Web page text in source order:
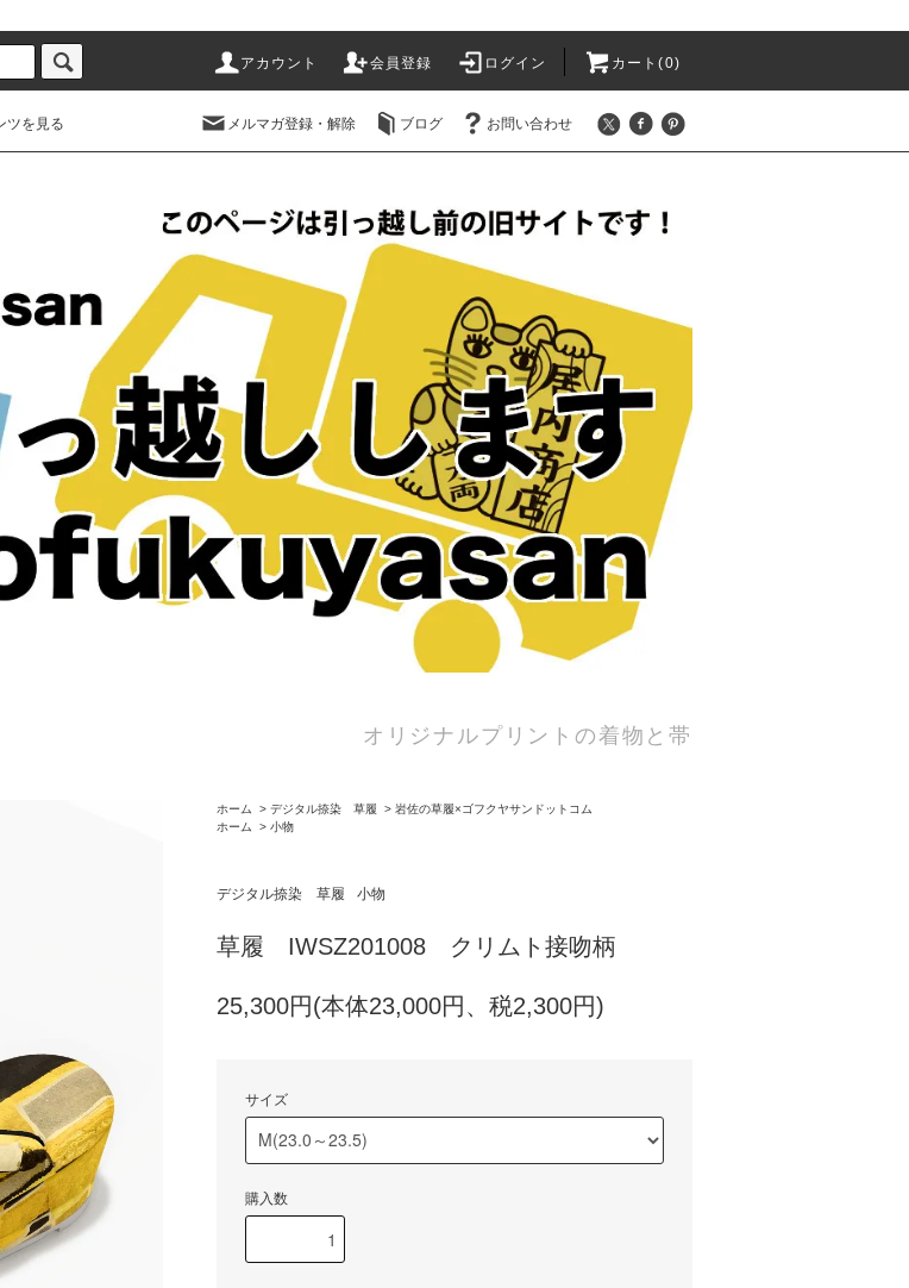
アカウント 会員登録 ログイン カート(0)
ツを見る メルマガ登録・解除 ブログ お問い合わせ
オリジナルプリントの着物と帯
ホーム > デジタル捺染 草履 > 岩佐の草履×ゴフクヤサンドットコム
ホーム
> 小物
デジタル捺染 草履 小物
草履 IWSZ201008 クリムト接吻柄
25,300円(本体23,000円、税2,300円)
サイズ
購入数